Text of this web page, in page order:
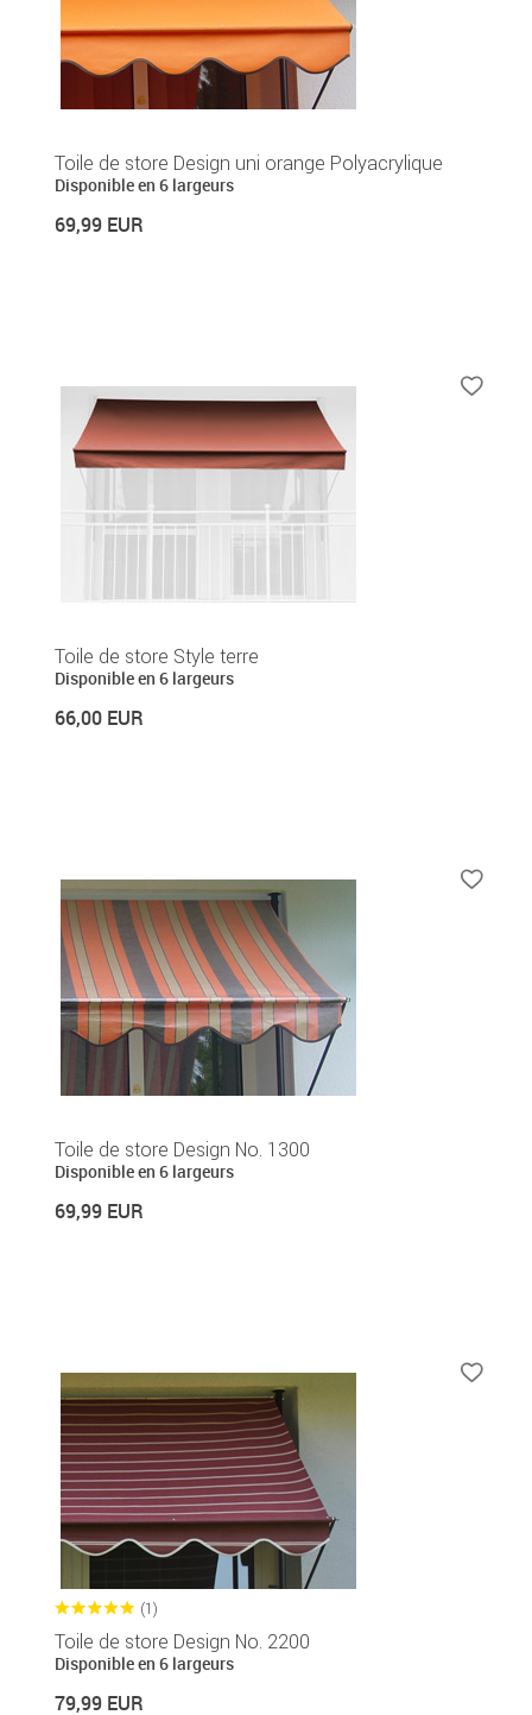
Toile de store Design uni orange Polyacrylique
Disponible en 6 largeurs
69,99 EUR
Toile de store Style terre
Disponible en 6 largeurs
66,00 EUR
Toile de store Design No. 1300
Disponible en 6 largeurs
69,99 EUR
(1)
Toile de store Design No. 2200
Disponible en 6 largeurs
79,99 EUR